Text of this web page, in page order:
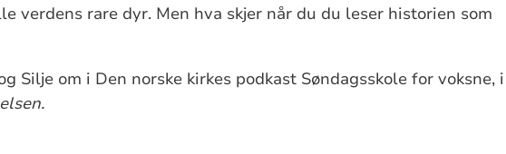
verdens rare dyr. Men hva skjer når du du leser historien som
Silje om i Den norske kirkes podkast Søndagsskole for voksne, i